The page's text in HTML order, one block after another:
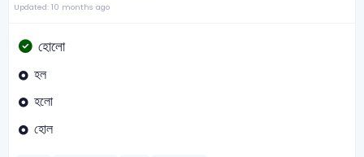
Updated: 10 months ago
হোলো
হল
হলো
হোল